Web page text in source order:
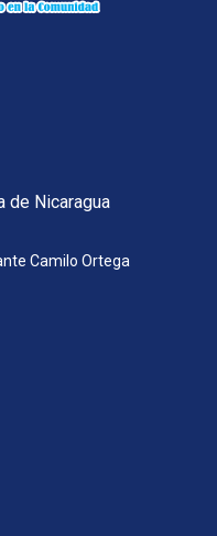
de Nicaragua
Camilo Ortega